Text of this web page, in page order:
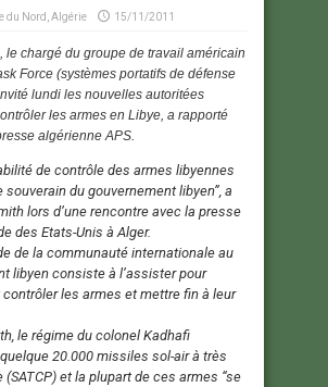
du Nord Algérie 15/11/2011
le chargé du groupe de travail américain
Force (systèmes portatifs de défense
lundi les nouvelles autoritées
les armes en Libye, a rapporté
algérienne APS.
de contrôle des armes libyennes
souverain du gouvernement libyen”, a
lors d’une rencontre avec la presse
des Etats-Unis à Alger.
de la communauté internationale au
libyen consiste à l’assister pour
contrôler les armes et mettre fin à leur
le régime du colonel Kadhafi
20.000 missiles sol-air à très
(SATCP) et la plupart de ces armes “se